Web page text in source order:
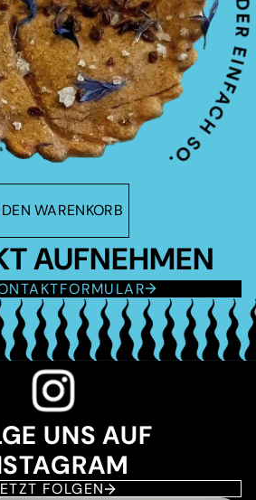
WARENKORB
AUFNEHMEN
UNS AUF
FOLGEN